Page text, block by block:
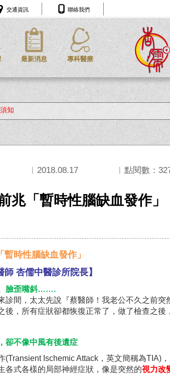
交通資訊 聯絡我們
最新消息 專科醫療
知
︱2018.08.17 ︱點閱數：
兆「暫時性腦缺血發作」
時性腦缺血發作」
師 杏儒中醫診所院長】
臉歪嘴斜…….
診間，太太先說『蔡醫師！我老公不久之前突
後，所有症狀卻都恢復正常了，做了檢查之後
卻不像中風有後遺症
(Transient Ischemic Attack，英文簡稱為TIA)
各式各樣的局部神經症狀，像是突然的視力改